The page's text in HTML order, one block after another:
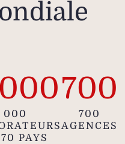
000
PAYS
700
700
AGENCES